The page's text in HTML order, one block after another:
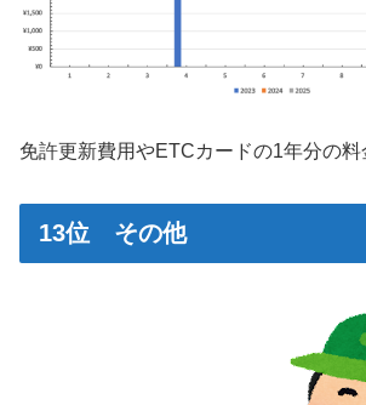
免許更新費用やETCカードの1年分の料
13位 その他